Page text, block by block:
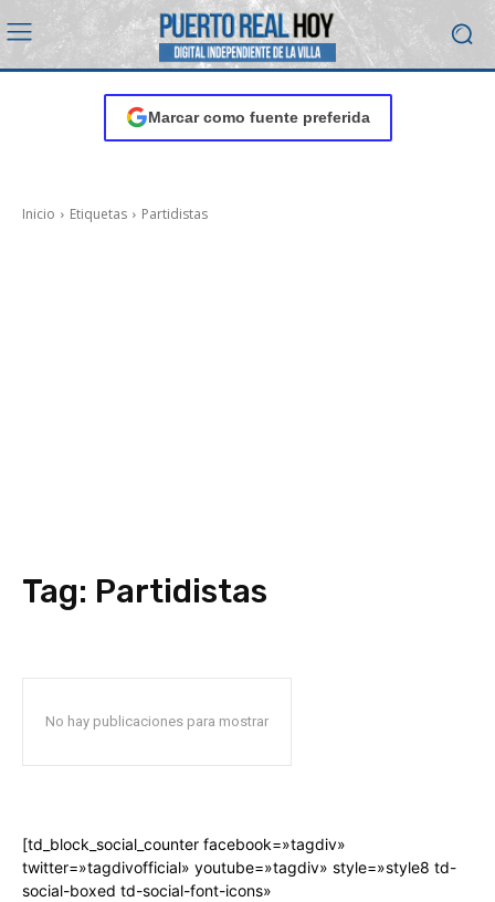
Marcar como fuente preferida
Inicio Etiquetas Partidistas
Tag: Partidistas
No hay publicaciones para mostrar
[td_block_social_counter facebook=»tagdiv»
twitter=»tagdivofficial» youtube=»tagdiv» style=»style8 td-
social-boxed td-social-font-icons»